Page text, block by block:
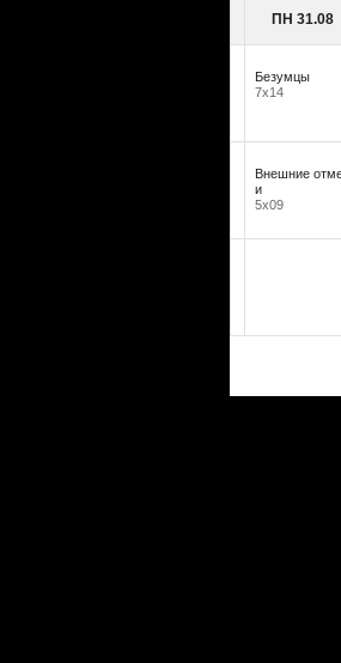
ПН 31.08
Безумцы
7х14
Внешние
и
5х09